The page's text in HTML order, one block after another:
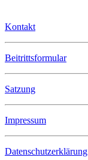
Kontakt
Beitrittsformular
Satzung
Impressum
Datenschutzerklärung